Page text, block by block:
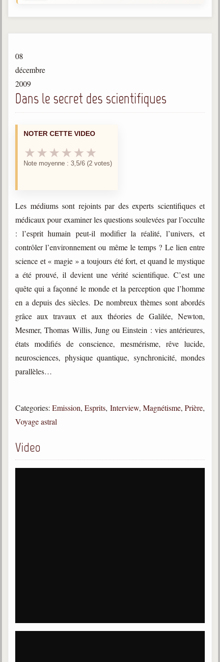
Divaldo Franco
Bibliothèque
Bibliothèque spirite
Documents
trimestrielles
Sujets du mois
Citations
Maximes
Enregistrements
séance d'aide spirituelle
Diaporamas
Powerpoints
Enseignement
Cours dispensés au Centre
Consultez les réponses
Posez votre question
Galerie
08
décembre
2009
Dans le secret des scientifiques
NOTER CETTE VIDEO
★ ★ ★ ★ ★ ★
Note moyenne : 3,5/6 (2 votes)
Les médiums sont rejoints par des experts scientifiques et
médicaux pour examiner les questions soulevées par l’occulte
: l’esprit humain peut-il modifier la réalité, l’univers, et
contrôler l’environnement ou même le temps ? Le lien entre
science et « magie » a toujours été fort, et quand le mystique
a été prouvé, il devient une vérité scientifique. C’est une
quête qui a façonné le monde et la perception que l’homme
en a depuis des siècles. De nombreux thèmes sont abordés
grâce aux travaux et aux théories de Galilée, Newton,
Mesmer, Thomas Willis, Jung ou Einstein : vies antérieures,
états modifiés de conscience, mesmérisme, rêve lucide,
neurosciences, physique quantique, synchronicité, mondes
parallèles…
Categories:Emission,Esprits, Interview, Magnétisme,Prière,
Voyage astral
Video